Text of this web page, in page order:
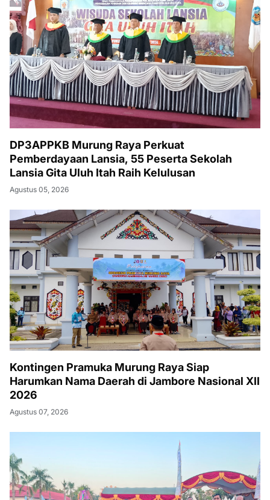
DP3APPKB Murung Raya Perkuat
Pemberdayaan Lansia, 55 Peserta Sekolah
Lansia Gita Uluh Itah Raih Kelulusan
Agustus 05, 2026
Kontingen Pramuka Murung Raya Siap
Harumkan Nama Daerah di Jambore Nasional XII
2026
Agustus 07, 2026